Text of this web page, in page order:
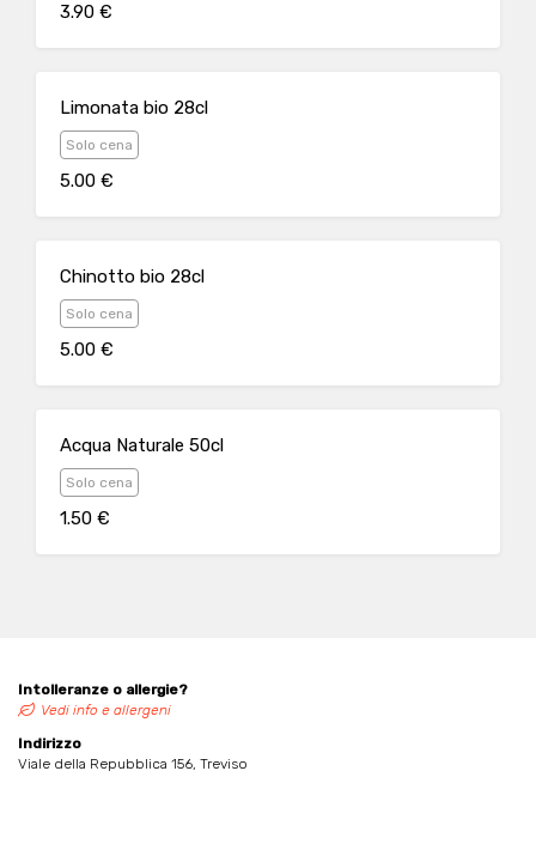
3.90 €
Limonata bio 28cl
Solo cena
5.00 €
Chinotto bio 28cl
Solo cena
5.00 €
Acqua Naturale 50cl
Solo cena
1.50 €
Intolleranze o allergie?
Vedi info e allergeni
Indirizzo
Viale della Repubblica 156, Treviso